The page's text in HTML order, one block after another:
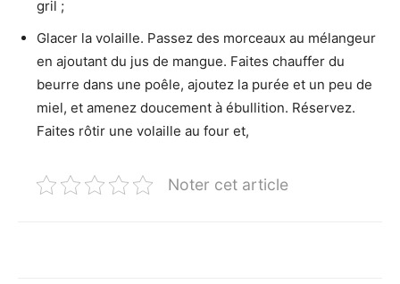
gril ;
Glacer la volaille. Passez des morceaux au mélangeur
en ajoutant du jus de mangue. Faites chauffer du
beurre dans une poêle, ajoutez la purée et un peu de
miel, et amenez doucement à ébullition. Réservez.
Faites rôtir une volaille au four et,
Noter cet article